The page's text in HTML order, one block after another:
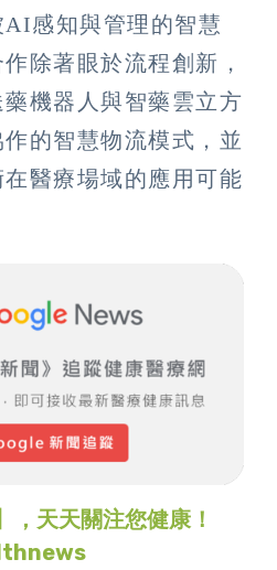
感知與管理的智慧
除著眼於流程創新，
機器人與智藥雲立方
的智慧物流模式，並
醫療場域的應用可能
，天天關注您健康！